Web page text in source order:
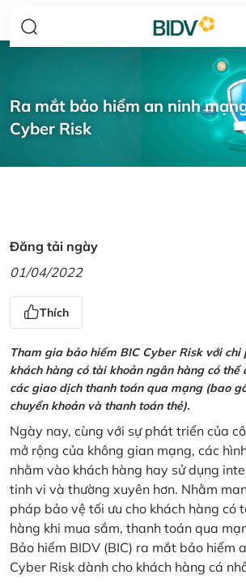
Ra mắt bảo hiểm an ninh
Cyber Risk
Đăng tải ngày
01/04/2022
Thích
Tham gia bảo hiểm BIC Cyber Risk với chi
khách hàng có tài khoản ngân hàng có thể
các giao dịch thanh toán qua mạng (bao
chuyển khoản và thanh toán thẻ).
Ngày nay, cùng với sự phát triển của
mở rộng của không gian mạng, các
nhằm vào khách hàng hay sử dụng
tinh vi và thường xuyên hơn. Nhằm
pháp bảo vệ tối ưu cho khách hàng có
hàng khi mua sắm, thanh toán qua
Bảo hiểm BIDV (BIC) ra mắt bảo hiểm
Cyber Risk dành cho khách hàng cá